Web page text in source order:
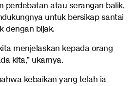
perdebatan atau serangan balik,
untuk bersikap santai
dengan bijak.
menjelaskan kepada orang
kita,” ukarnya.
kebaikan yang telah ia